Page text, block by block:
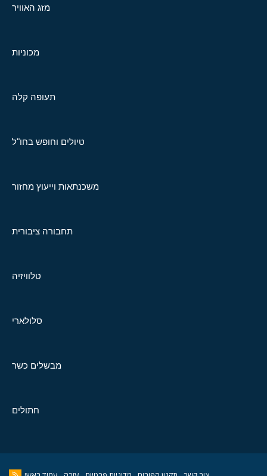
מזג האוויר
מכוניות
תעופה קלה
טיולים וחופש בחו"ל
משכנתאות וייעוץ מחזור
תחבורה ציבורית
טלוויזיה
סלולארי
מבשלים כשר
חתולים